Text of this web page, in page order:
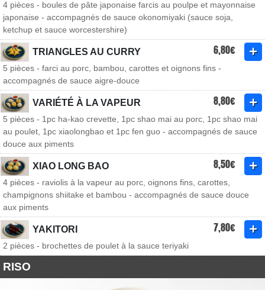
4 pièces - boules de pâte japonaise farcis au poulpe et mayonnaise
japonaise - accompagnés de sauce okonomiyaki (sauce soja,
ketchup et sauce worcestershire)
TRIANGLES AU CURRY 6,80€
5 pièces - farci au porc, bambou, carottes et oignons fins -
accompagnés de sauce aigre-douce
VARIÉTÉ À LA VAPEUR 8,80€
5 pièces - 1pc ha-kao crevette, 1pc shao mai au porc, 1pc shao mai
au poulet, 1pc xiaolongbao et 1pc fen guo - accompagnés de sauce
douce aux piments
XIAO LONG BAO 8,50€
4 pièces - raviolis à la vapeur au porc, oignons fins, carottes,
champignons shiitake et bambou - accompagnés de sauce douce
aux piments
YAKITORI 7,80€
2 pièces - brochettes de poulet à la sauce teriyaki
RISO